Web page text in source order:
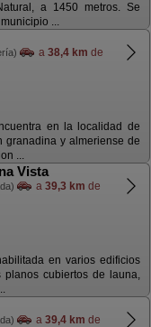
a 1450 metros. Se
...
a 38,4 km de
en la localidad de
granadina y almeriense de
...
Vista
a 39,3 km de
en varios edificios
cubiertos de launa,
a 39,4 km de